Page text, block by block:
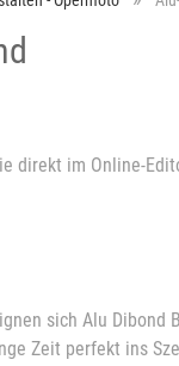
direkt im Online-
sich Alu
Zeit perfekt ins